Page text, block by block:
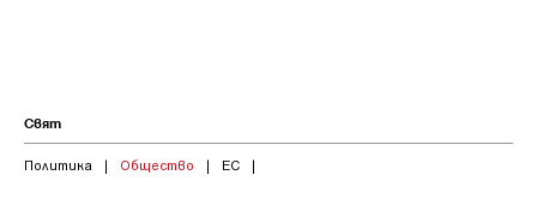
Свят
Политика | Общество | ЕС |